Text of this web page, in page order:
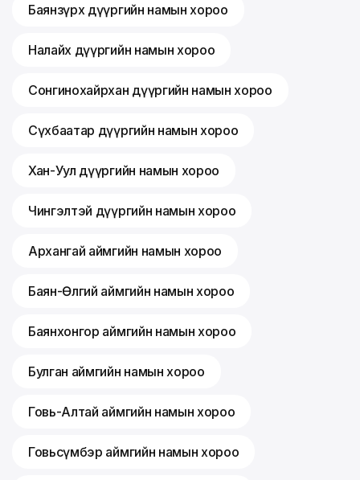
Баянзүрх дүүргийн намын хороо
Налайх дүүргийн намын хороо
Сонгинохайрхан дүүргийн намын хороо
Сүхбаатар дүүргийн намын хороо
Хан-Уул дүүргийн намын хороо
Чингэлтэй дүүргийн намын хороо
Архангай аймгийн намын хороо
Баян-Өлгий аймгийн намын хороо
Баянхонгор аймгийн намын хороо
Булган аймгийн намын хороо
Говь-Алтай аймгийн намын хороо
Говьсүмбэр аймгийн намын хороо